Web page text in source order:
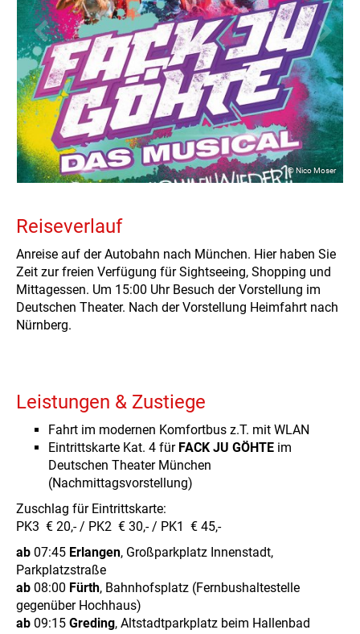
© Nico Moser
Reiseverlauf
Anreise auf der Autobahn nach München. Hier haben Sie
Zeit zur freien Verfügung für Sightseeing, Shopping und
Mittagessen. Um 15:00 Uhr Besuch der Vorstellung im
Deutschen Theater. Nach der Vorstellung Heimfahrt nach
Nürnberg.
Leistungen & Zustiege
Fahrt im modernen Komfortbus z.T. mit WLAN
Eintrittskarte Kat. 4 für FACK JU GÖHTE im
Deutschen Theater München
(Nachmittagsvorstellung)
Zuschlag für Eintrittskarte:
PK3 € 20,- / PK2 € 30,- / PK1 € 45,-
ab 07:45 Erlangen, Großparkplatz Innenstadt,
Parkplatzstraße
ab 08:00 Fürth, Bahnhofsplatz (Fernbushaltestelle
gegenüber Hochhaus)
ab 09:15 Greding, Altstadtparkplatz beim Hallenbad